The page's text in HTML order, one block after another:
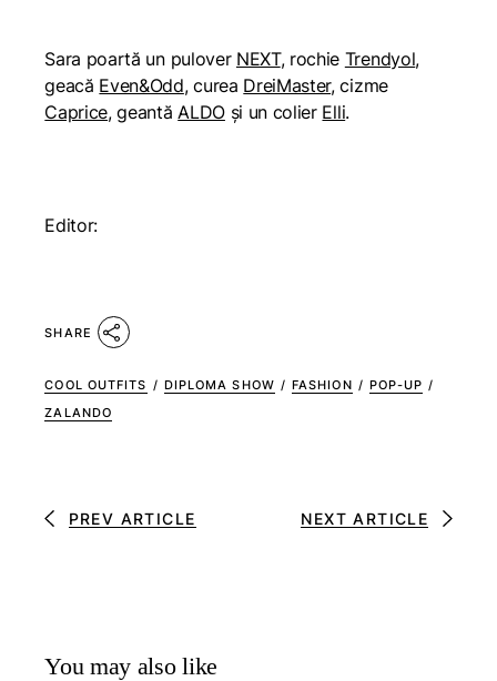
Sara poartă un pulover NEXT, rochie Trendyol,
geacă Even&Odd, curea DreiMaster, cizme
Caprice, geantă ALDOși un colier Elli.
Editor:
SHARE
COOL OUTFITS / DIPLOMA SHOW / FASHION / POP-UP /
ZALANDO
PREV ARTICLE NEXT ARTICLE
You may also like